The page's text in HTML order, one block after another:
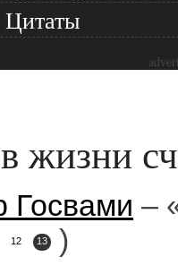
Цитаты
жизни
Госвами –
12 13
)